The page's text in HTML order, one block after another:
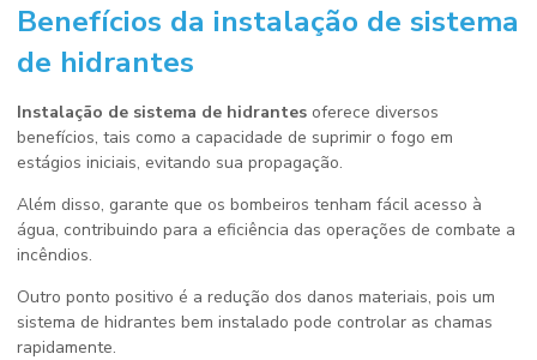
Benefícios da instalação de sistema
de hidrantes
Instalação de sistema de hidrantes oferece diversos
benefícios, tais como a capacidade de suprimir o fogo em
estágios iniciais, evitando sua propagação.
Além disso, garante que os bombeiros tenham fácil acesso à
água, contribuindo para a eficiência das operações de combate a
incêndios.
Outro ponto positivo é a redução dos danos materiais, pois um
sistema de hidrantes bem instalado pode controlar as chamas
rapidamente.